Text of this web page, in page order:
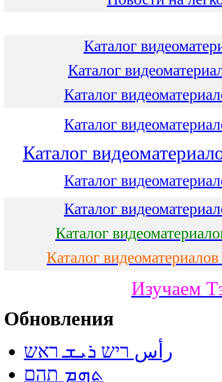
Каталог
Каталог
Каталог
Каталог
Каталог
Каталог
Каталог
Каталог
Каталог
Изучаем
Обновления
رأس ריש ܪܝܫ ראש
ܬܗܡ תהם